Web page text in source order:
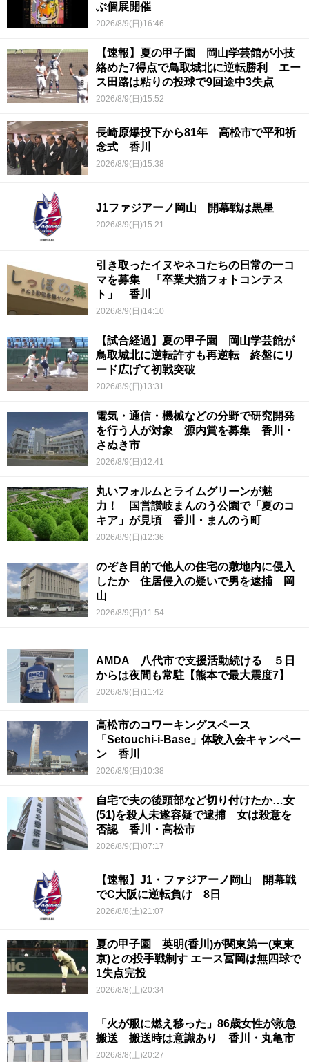
ぶ個展開催
2026/8/9(日)16:46
【速報】夏の甲子園 岡山学芸館が小技
絡めた7得点で鳥取城北に逆転勝利 エー
ス田路は粘りの投球で9回途中3失点
2026/8/9(日)15:52
長崎原爆投下から81年 高松市で平和祈
念式 香川
2026/8/9(日)15:38
J1ファジアーノ岡山 開幕戦は黒星
2026/8/9(日)15:21
引き取ったイヌやネコたちの日常の一コ
マを募集 「卒業犬猫フォトコンテス
ト」 香川
2026/8/9(日)14:10
【試合経過】夏の甲子園 岡山学芸館が
鳥取城北に逆転許すも再逆転 終盤にリ
ード広げて初戦突破
2026/8/9(日)13:31
電気・通信・機械などの分野で研究開発
を行う人が対象 源内賞を募集 香川・
さぬき市
2026/8/9(日)12:41
丸いフォルムとライムグリーンが魅
力！ 国営讃岐まんのう公園で「夏のコ
キア」が見頃 香川・まんのう町
2026/8/9(日)12:36
のぞき目的で他人の住宅の敷地内に侵入
したか 住居侵入の疑いで男を逮捕 岡
山
2026/8/9(日)11:54
AMDA 八代市で支援活動続ける ５日
からは夜間も常駐【熊本で最大震度7】
2026/8/9(日)11:42
高松市のコワーキングスペース
「Setouchi-i-Base」体験入会キャンペー
ン 香川
2026/8/9(日)10:38
自宅で夫の後頭部など切り付けたか…女
(51)を殺人未遂容疑で逮捕 女は殺意を
否認 香川・高松市
2026/8/9(日)07:17
【速報】J1・ファジアーノ岡山 開幕戦
でC大阪に逆転負け 8日
2026/8/8(土)21:07
夏の甲子園 英明(香川)が関東第一(東東
京)との投手戦制す エース冨岡は無四球で
1失点完投
2026/8/8(土)20:34
「火が服に燃え移った」86歳女性が救急
搬送 搬送時は意識あり 香川・丸亀市
2026/8/8(土)20:27